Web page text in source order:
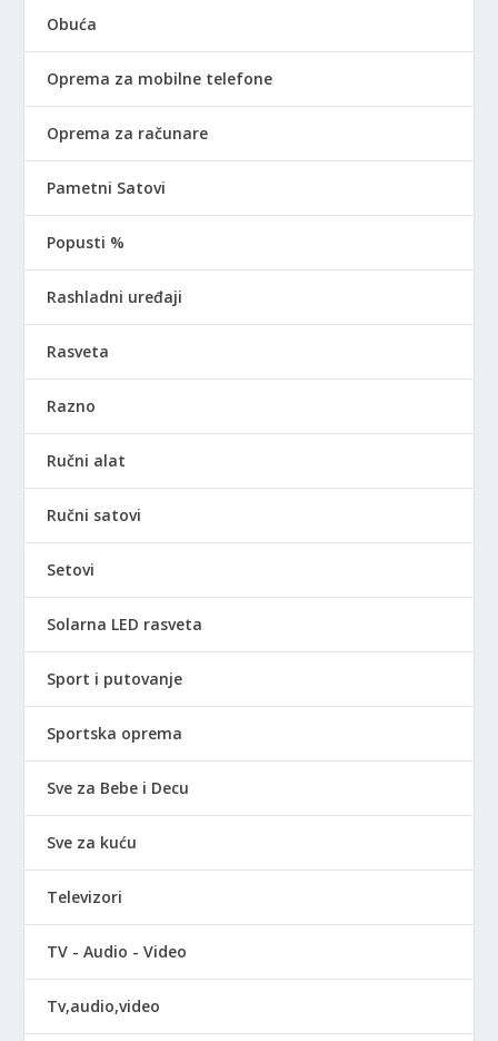
Obuća
Oprema za mobilne telefone
Oprema za računare
Pametni Satovi
Popusti %
Rashladni uređaji
Rasveta
Razno
Ručni alat
Ručni satovi
Setovi
Solarna LED rasveta
Sport i putovanje
Sportska oprema
Sve za Bebe i Decu
Sve za kuću
Televizori
TV - Audio - Video
Tv,audio,video